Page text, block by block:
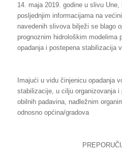
14. maja 2019. godine u slivu
posljednjim informacijama na
navedenih slivova bilježi se blago
prognoznim hidrološkim modelima
opadanja i postepena stabilizacija
Imajući u vidu činjenicu opadanja
stabilizacije, u cilju organizovanja i
obilnih padavina, nadležnim
odnosno općina/gradova